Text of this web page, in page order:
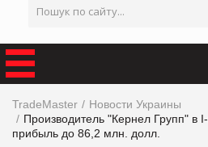
TradeMaster
Новости Украины
Производитель "Кернел Групп" в
прибыль до 86,2 млн. долл.